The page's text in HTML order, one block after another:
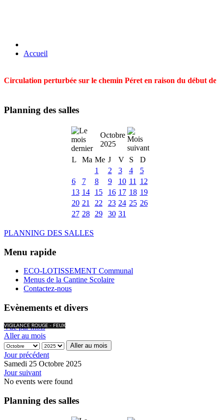
Accueil
Circulation perturbée sur le chemin Péret en raison du début
Planning des salles
Octobre
2025
L
Ma Me J V S
D
1
2 3 4
5
6
7 8 9 10 11
12
13 14 15 16 17 18 19
20 21 22 23 24 25 26
27 28 29 30 31
PLANNING DES SALLES
Menu rapide
ECO-LOTISSEMENT Communal
Menus de la Cantine Scolaire
Contactez-nous
Evènements et divers
VIGILANCE ROUGE - FEUX
Vue par mois
Aller au mois
Aller au mois
Jour précédent
Samedi 25 Octobre 2025
Jour suivant
No events were found
Planning des salles